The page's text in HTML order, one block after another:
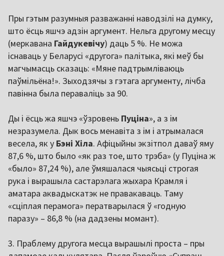
Пры гэтым разумныя разважанні наводзілі на думку,
што ёсць яшчэ адзін аргумент. Нельга другому месцу
(меркавана Гайдукевічу) даць 5 %. Не можа
існаваць у Беларусі «другога» палітыка, які меў бы
магчымасць сказаць: «Мяне падтрымліваюць
паўмільёна!». Зыходзячы з гэтага аргументу, лічба
павінна была пераваліць за 90.
Ды і ёсць жа яшчэ «ўзровень Пуціна», а з ім
незразумела. Дык вось менавіта з ім і атрымалася
весела, як у Бэні Хіла. Афіцыйны экзітпол даваў яму
87,6 %, што было «як раз тое, што трэба» (у Пуціна ж
«было» 87,24 %), але ўмяшалася чыясьці строгая
рука і вырашыла састарэлага жыхара Крамля і
аматара аквадыскатэк не правакаваць. Таму
«сціплая перамога» ператварылася ў «годную
паразу» – 86,8 % (на дадзены момант).
3. Праблему другога месца вырашылі проста – пры